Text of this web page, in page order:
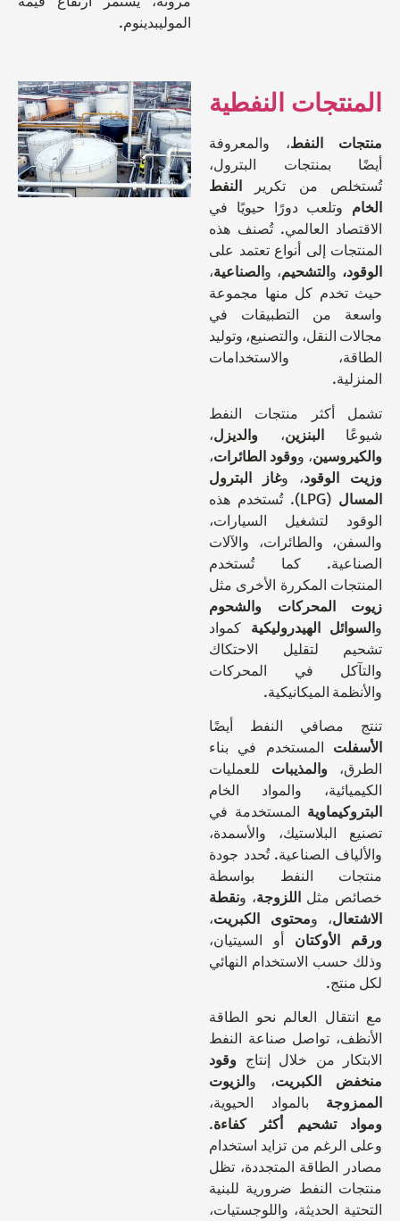
الموليبدينوم.
النفطية
النفط ، والمعروفة
بمنتجات البترول،
من تكرير
النفط
وتلعب دورًا حيويًا في
العالمي. تُصنف هذه
إلى أنواع تعتمد على
والتشحيم، والصناعية،
كل منها مجموعة
من التطبيقات في
النقل، والتصنيع، وتوليد
والاستخدامات
أكثر منتجات النفط
البنزين ،والديزل
، و وقود الطائرات،
، وغاز البترول
(LPG). تُستخدم هذه
لتشغيل السيارات،
والطائرات، والآلات
كما تُستخدم
المكررة الأخرى مثل
المحركات
والشحوم
الهيدروليكيةكمواد
لتقليل الاحتكاك
في المحركات
الميكانيكية.
مصافي النفط أيضًا
المستخدم في بناء
والمذيباتللعمليات
والمواد الخام
المستخدمة في
البلاستيك، والأسمدة،
الصناعية. تُحدد جودة
النفط بواسطة
مثلاللزوجة ، ونقطة
، ومحتوى الكبريت
،
الأوكتانأو السيتيان،
الاستخدام النهائي
العالم نحو الطاقة
تواصل صناعة النفط
من خلال إنتاج وقود
الكبريت
، والزيوت
بالمواد الحيوية،
تشحيم أكثر كفاءة
من تزايد استخدام
الطاقة المتجددة، تظل
النفط ضرورية للبنية
الحديثة، واللوجستيات،